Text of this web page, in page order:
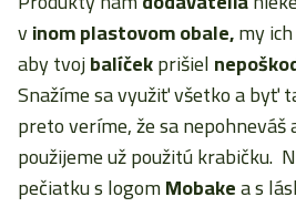
vinom plastovom obale,my ich
aby tvojbalíčekprišiel
Snažíme sa využiť všetko a byť
preto veríme, že sa
použijeme už použitú krabičku.
pečiatku s logomMobakea s